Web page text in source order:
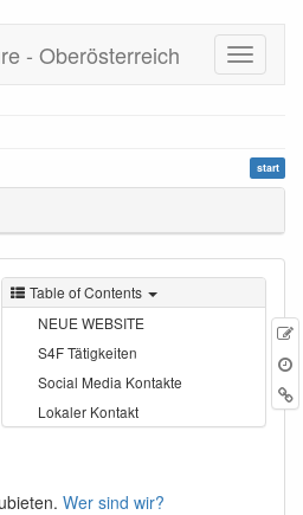
- Oberösterreich
start
Table of Contents
NEUE WEBSITE
S4F Tätigkeiten
Social Media Kontakte
Lokaler Kontakt
Wer sind wir?